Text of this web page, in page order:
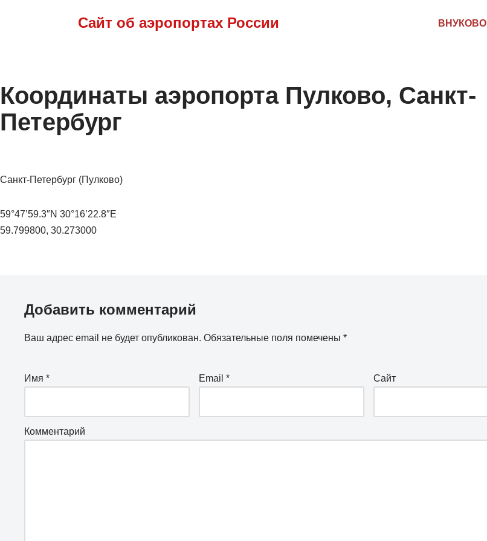
Сайт об аэропортах России ВНУКОВО
Координаты аэропорта Пулково, Санкт-
Петербург
Санкт-Петербург (Пулково)
59°47’59.3″N 30°16’22.8″E
59.799800, 30.273000
Добавить комментарий
Ваш адрес email не будет опубликован. Обязательные поля помечены *
Имя * Email * Сайт
Комментарий